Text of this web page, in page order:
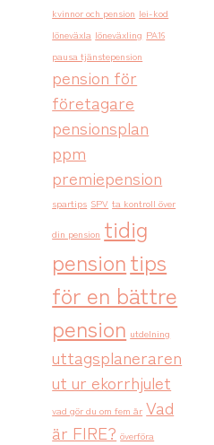
kvinnor och pension lei-kod
löneväxla löneväxling PA16
pausa tjänstepension
pension för
företagare
pensionsplan
ppm
premiepension
spartips SPV ta kontroll över
din pension tidig
pensiontips
för en bättre
pension utdelning
uttagsplaneraren
ut ur ekorrhjulet
vad gör du om fem år Vad
är FIRE? överföra